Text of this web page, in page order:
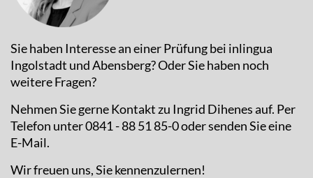
Sie haben Interesse an einer Prüfung bei inlingua
Ingolstadt und Abensberg? Oder Sie haben noch
weitere Fragen?
Nehmen Sie gerne Kontakt zu Ingrid Dihenes auf. Per
Telefon unter 0841 - 88 51 85-0 oder senden Sie eine
E-Mail.
Wir freuen uns, Sie kennenzulernen!